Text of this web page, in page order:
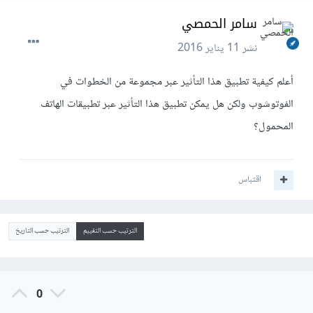
سامر الحمصي
نشر11 يناير 2016
أعلم كيفية تطبيق هذا التأثير عبر مجموعة من الخطوات في
الفوتوشوب ولكن هل يمكن تطبيق هذا التأثير عبر تطبيقات الهاتف
المحمول؟
اقتباس
الترتيب حسب التقييم الترتيب حسب التاريخ
0